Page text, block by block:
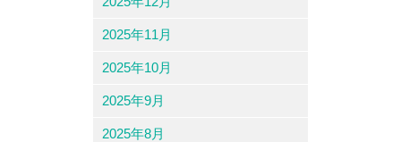
2025年11月
2025年10月
2025年9月
2025年8月